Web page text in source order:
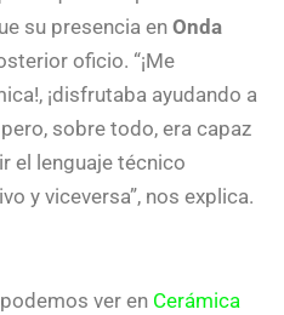
su presencia en Onda
oficio. “¡Me
¡disfrutaba ayudando a
sobre todo, era capaz
el lenguaje técnico
y viceversa”, nos explica.
ver en Cerámica